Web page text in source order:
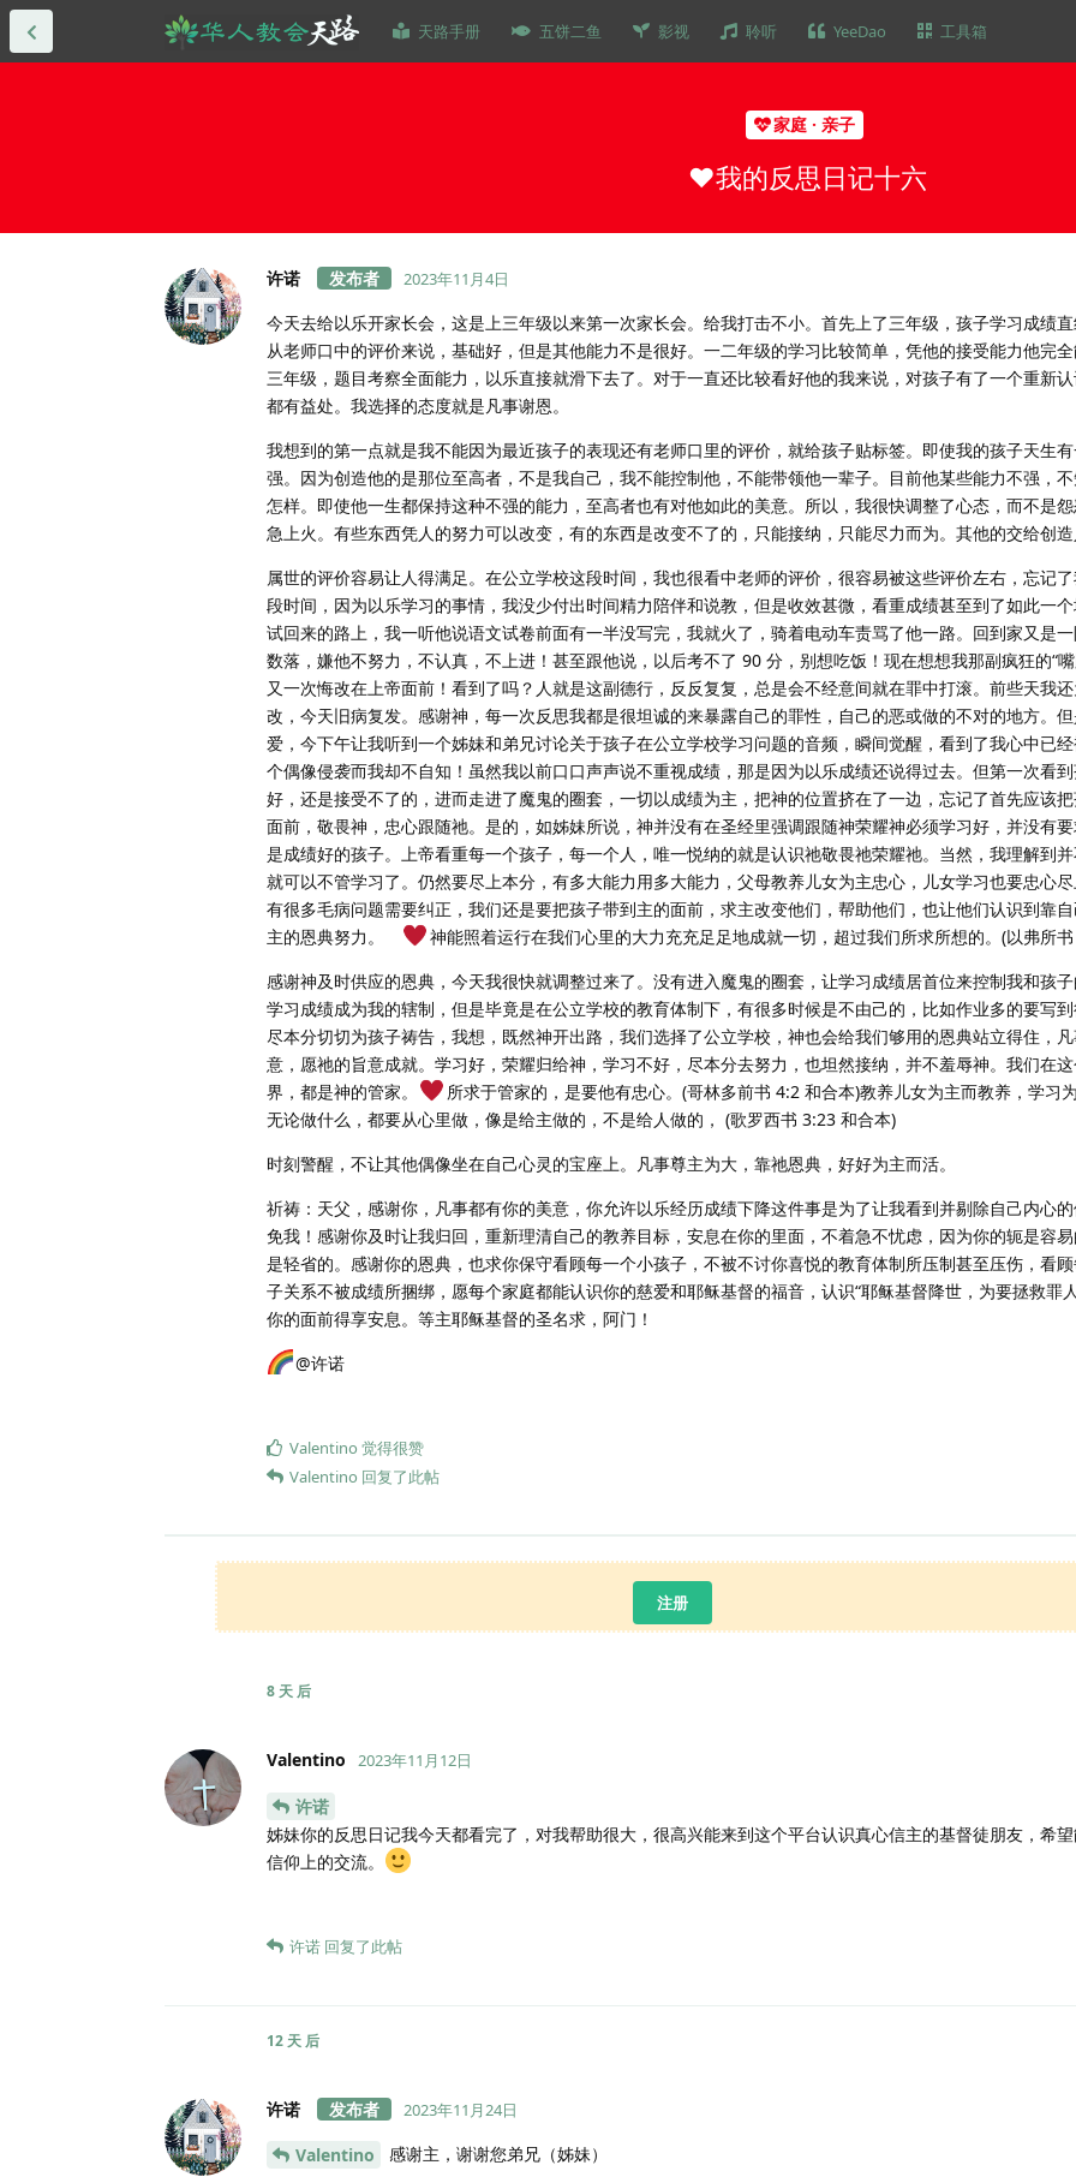
天路手册 五饼二鱼 影视 聆听 YeeDao 工具箱
家庭 · 亲子
♥️我的反思日记十六
许诺 2023年11月4日
今天去给以乐开家长会，这是上三年级以来第一次家长会。给我打击不小。首先上了三年级，孩子学习成绩
从老师口中的评价来说，基础好，但是其他能力不是很好。一二年级的学习比较简单，凭他的接受能力他完
三年级，题目考察全面能力，以乐直接就滑下去了。对于一直还比较看好他的我来说，对孩子有了一个重新
都有益处。我选择的态度就是凡事谢恩。
我想到的第一点就是我不能因为最近孩子的表现还有老师口里的评价，就给孩子贴标签。即使我的孩子天生
强。因为创造他的是那位至高者，不是我自己，我不能控制他，不能带领他一辈子。目前他某些能力不强，
怎样。即使他一生都保持这种不强的能力，至高者也有对他如此的美意。所以，我很快调整了心态，而不是
急上火。有些东西凭人的努力可以改变，有的东西是改变不了的，只能接纳，只能尽力而为。其他的交给创造
属世的评价容易让人得满足。在公立学校这段时间，我也很看中老师的评价，很容易被这些评价左右，忘记
段时间，因为以乐学习的事情，我没少付出时间精力陪伴和说教，但是收效甚微，看重成绩甚至到了如此一
试回来的路上，我一听他说语文试卷前面有一半没写完，我就火了，骑着电动车责骂了他一路。回到家又是
数落，嫌他不努力，不认真，不上进！甚至跟他说，以后考不了 90 分，别想吃饭！现在想想我那副疯狂的“
又一次悔改在上帝面前！看到了吗？人就是这副德行，反反复复，总是会不经意间就在罪中打滚。前些天我
改，今天旧病复发。感谢神，每一次反思我都是很坦诚的来暴露自己的罪性，自己的恶或做的不对的地方。
爱，今下午让我听到一个姊妹和弟兄讨论关于孩子在公立学校学习问题的音频，瞬间觉醒，看到了我心中已
个偶像侵袭而我却不自知！虽然我以前口口声声说不重视成绩，那是因为以乐成绩还说得过去。但第一次看
好，还是接受不了的，进而走进了魔鬼的圈套，一切以成绩为主，把神的位置挤在了一边，忘记了首先应该
面前，敬畏神，忠心跟随祂。是的，如姊妹所说，神并没有在圣经里强调跟随神荣耀神必须学习好，并没有
是成绩好的孩子。上帝看重每一个孩子，每一个人，唯一悦纳的就是认识祂敬畏祂荣耀祂。当然，我理解到
就可以不管学习了。仍然要尽上本分，有多大能力用多大能力，父母教养儿女为主忠心，儿女学习也要忠心
有很多毛病问题需要纠正，我们还是要把孩子带到主的面前，求主改变他们，帮助他们，也让他们认识到靠
主的恩典努力。
神能照着运行在我们心里的大力充充足足地成就一切，超过我们所求所想的。(以弗所
感谢神及时供应的恩典，今天我很快就调整过来了。没有进入魔鬼的圈套，让学习成绩居首位来控制我和孩
学习成绩成为我的辖制，但是毕竟是在公立学校的教育体制下，有很多时候是不由己的，比如作业多的要写
尽本分切切为孩子祷告，我想，既然神开出路，我们选择了公立学校，神也会给我们够用的恩典站立得住，
意，愿祂的旨意成就。学习好，荣耀归给神，学习不好，尽本分去努力，也坦然接纳，并不羞辱神。我们在
界，都是神的管家。
所求于管家的，是要他有忠心。(哥林多前书 4:2 和合本)教养儿女为主而教养，学习
无论做什么，都要从心里做，像是给主做的，不是给人做的， (歌罗西书 3:23 和合本)
时刻警醒，不让其他偶像坐在自己心灵的宝座上。凡事尊主为大，靠祂恩典，好好为主而活。
祈祷：天父，感谢你，凡事都有你的美意，你允许以乐经历成绩下降这件事是为了让我看到并剔除自己内心
免我！感谢你及时让我归回，重新理清自己的教养目标，安息在你的里面，不着急不忧虑，因为你的轭是容
是轻省的。感谢你的恩典，也求你保守看顾每一个小孩子，不被不讨你喜悦的教育体制所压制甚至压伤，看
子关系不被成绩所捆绑，愿每个家庭都能认识你的慈爱和耶稣基督的福音，认识“耶稣基督降世，为要拯救罪
你的面前得享安息。等主耶稣基督的圣名求，阿门！
@许诺
Valentino 觉得很赞
Valentino 回复了此帖
注册
8 天 后
Valentino 2023年11月12日
许诺
姊妹你的反思日记我今天都看完了，对我帮助很大，很高兴能来到这个平台认识真心信主的基督徒朋友，希
信仰上的交流。
许诺 回复了此帖
12 天 后
许诺 2023年11月24日
Valentino 感谢主，谢谢您弟兄（姊妹）